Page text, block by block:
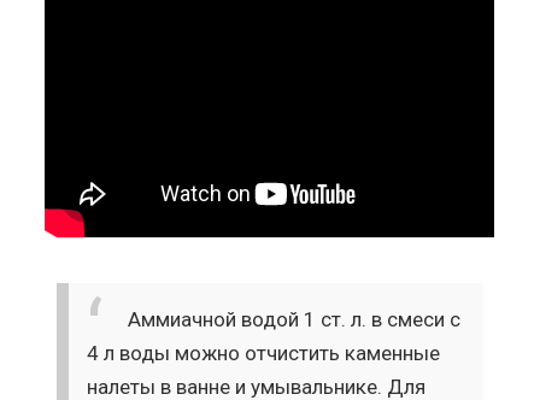
Аммиачной водой 1 ст. л. в смеси с
4 л воды можно отчистить каменные
налеты в ванне и умывальнике. Для